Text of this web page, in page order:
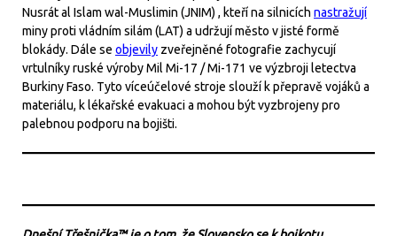
Nusrát al Islam wal-Muslimin (JNIM) , kteří na silnicích nastražují
miny proti vládním silám (LAT) a udržují město v jisté formě
blokády. Dále se objevily zveřejněné fotografie zachycují
vrtulníky ruské výroby Mil Mi-17 / Mi-171 ve výzbroji letectva
Burkiny Faso. Tyto víceúčelové stroje slouží k přepravě vojáků a
materiálu, k lékařské evakuaci a mohou být vyzbrojeny pro
palebnou podporu na bojišti.